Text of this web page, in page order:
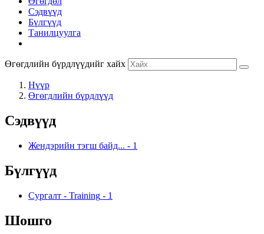
Сэдвүүд
Бүлгүүд
Танилцуулга
Өгөгдлийн бүрдлүүдийг хайх
Нүүр
Өгөгдлийн бүрдлүүд
Сэдвүүд
Жендэрийн тэгш байд... - 1
Бүлгүүд
Сургалт - Training - 1
Шошго